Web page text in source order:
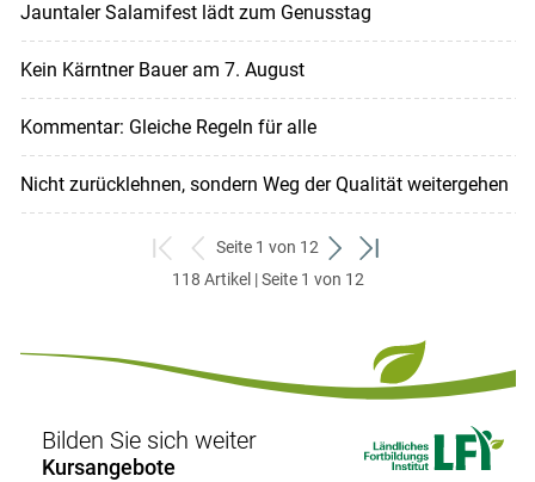
Jauntaler Salamifest lädt zum Genusstag
Kein Kärntner Bauer am 7. August
Kommentar: Gleiche Regeln für alle
Nicht zurücklehnen, sondern Weg der Qualität weitergehen
zum
ersten
zurück
zum
Seite 1 von 12
weiter
zum
zum
118 Artikel | Seite 1 von 12
Bilden Sie sich weiter
Kursangebote